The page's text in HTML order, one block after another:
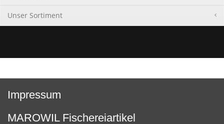
Unser Sortiment
Impressum
MAROWIL Fischereiartikel